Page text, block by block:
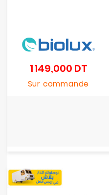
1 149,000 DTPrix
Sur commande